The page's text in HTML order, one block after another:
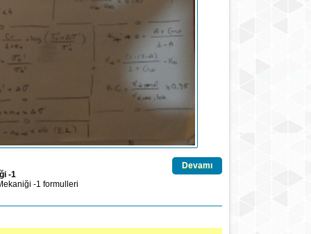
Devamı
-1
-1 formulleri